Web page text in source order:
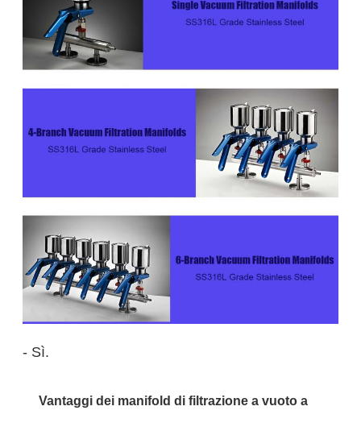
- Sì.
Vantaggi dei manifold di filtrazione a vuoto a